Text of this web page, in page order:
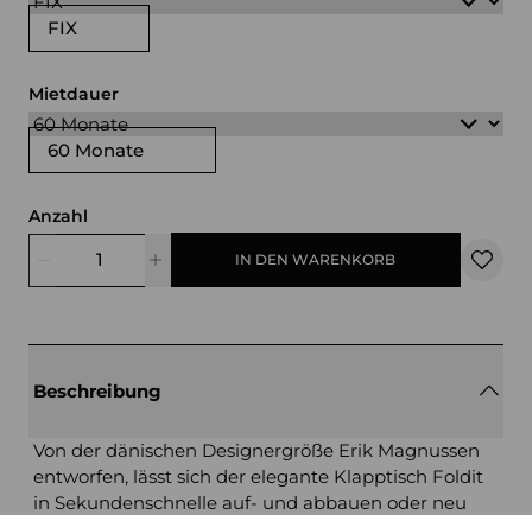
FIX
60 Monate
Mietdauer
Anzahl
IN DEN WARENKORB
Beschreibung
Von der dänischen Designergröße Erik Magnussen
entworfen, lässt sich der elegante Klapptisch Foldit
in Sekundenschnelle auf- und abbauen oder neu